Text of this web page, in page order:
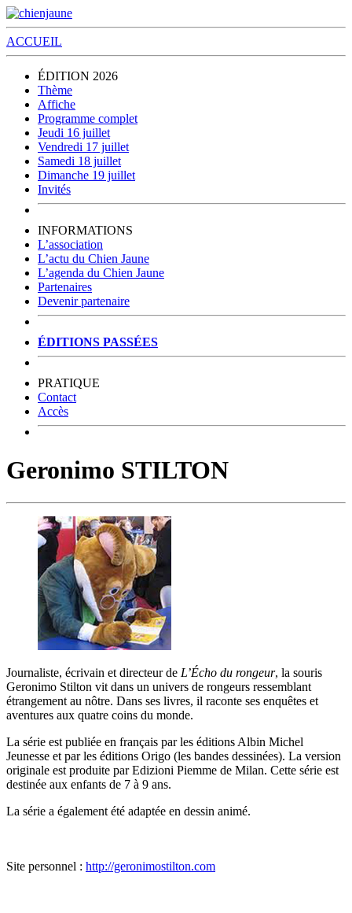
ACCUEIL
ÉDITION 2026
Thème
Affiche
Programme complet
Jeudi 16 juillet
Vendredi 17 juillet
Samedi 18 juillet
Dimanche 19 juillet
Invités
INFORMATIONS
L’association
L’actu du Chien Jaune
L’agenda du Chien Jaune
Partenaires
Devenir partenaire
ÉDITIONS PASSÉES
PRATIQUE
Contact
Accès
Geronimo STILTON
Journaliste, écrivain et directeur de L’Écho du rongeur, la souris
Geronimo Stilton vit dans un univers de rongeurs ressemblant
étrangement au nôtre. Dans ses livres, il raconte ses enquêtes et
aventures aux quatre coins du monde.
La série est publiée en français par les éditions Albin Michel
Jeunesse et par les éditions Origo (les bandes dessinées). La version
originale est produite par Edizioni Piemme de Milan. Cette série est
destinée aux enfants de 7 à 9 ans.
La série a également été adaptée en dessin animé.
Site personnel : http://geronimostilton.com